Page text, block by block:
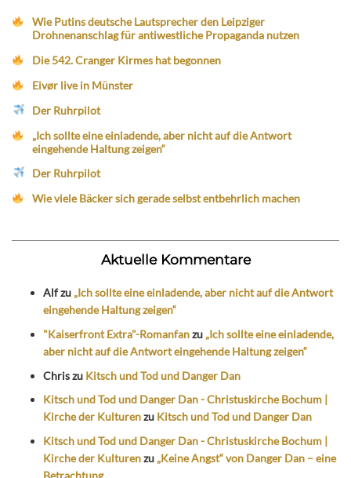
Wie Putins deutsche Lautsprecher den Leipziger
Drohnenanschlag für antiwestliche Propaganda nutzen
Die 542. Cranger Kirmes hat begonnen
Eivør live in Münster
Der Ruhrpilot
„Ich sollte eine einladende, aber nicht auf die Antwort
eingehende Haltung zeigen“
Der Ruhrpilot
Wie viele Bäcker sich gerade selbst entbehrlich machen
Aktuelle Kommentare
Alfzu „Ich sollte eine einladende, aber nicht auf die Antwort
eingehende Haltung zeigen“
"Kaiserfront Extra"-Romanfanzu „Ich sollte eine einladende,
aber nicht auf die Antwort eingehende Haltung zeigen“
Chriszu Kitsch und Tod und Danger Dan
Kitsch und Tod und Danger Dan - Christuskirche Bochum |
Kirche der Kulturenzu Kitsch und Tod und Danger Dan
Kitsch und Tod und Danger Dan - Christuskirche Bochum |
Kirche der Kulturenzu „Keine Angst“ von Danger Dan – eine